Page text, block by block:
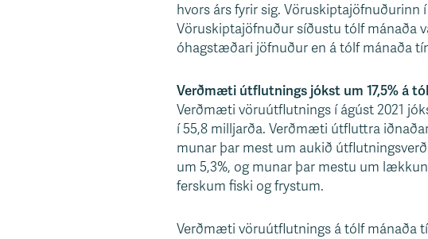
hvors árs fyrir sig. Vöruskiptajöfnuðurinn
Vöruskiptajöfnuður síðustu tólf mánaða
óhagstæðari jöfnuður en á tólf mánaða
Verðmæti útflutnings jókst um 17,5% á
Verðmæti vöruútflutnings í ágúst 2021
í 55,8 milljarða. Verðmæti útfluttra
munar þar mest um aukið
um 5,3%, og munar þar mestu um
ferskum fiski og frystum.
Verðmæti vöruútflutnings á tólf mánaða